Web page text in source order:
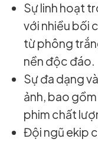
Sự linh hoạt
với nhiều bối
từ phông
nền độc đáo.
Sự đa dạng
ảnh, bao
phim chất
Đội ngũ ekip